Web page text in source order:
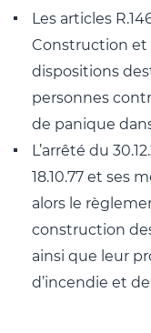
Les articles
Construction et
dispositions
personnes
de panique
L’arrêté du
18.10.77 et ses
alors le
construction
ainsi que leur
d’incendie et